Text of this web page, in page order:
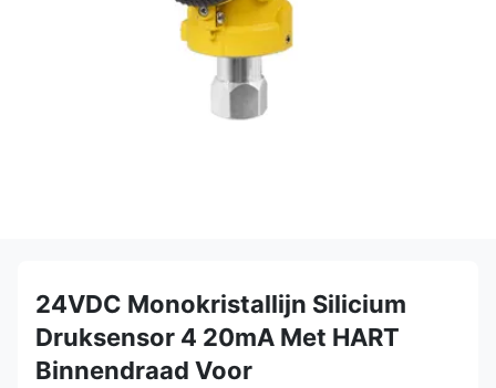
24VDC Monokristallijn Silicium
Druksensor 4 20mA Met HART
Binnendraad Voor